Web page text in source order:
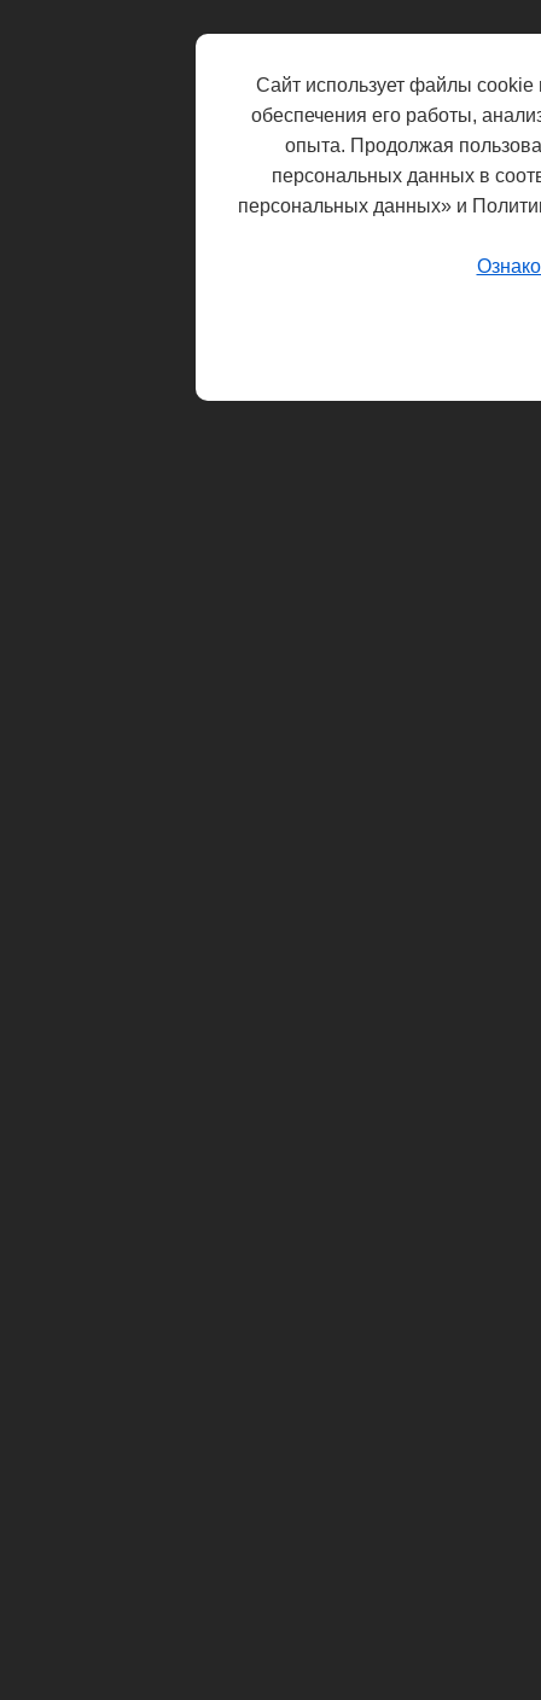
Сайт использует файлы cookie
обеспечения его работы,
опыта. Продолжая
персональных данных в
персональных данных» и